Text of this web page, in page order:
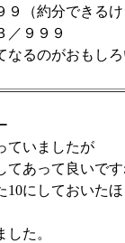
（約分できるけ
／９９９
るのがおもしろ
ていましたが
あって良いです
10にしておいた
た。